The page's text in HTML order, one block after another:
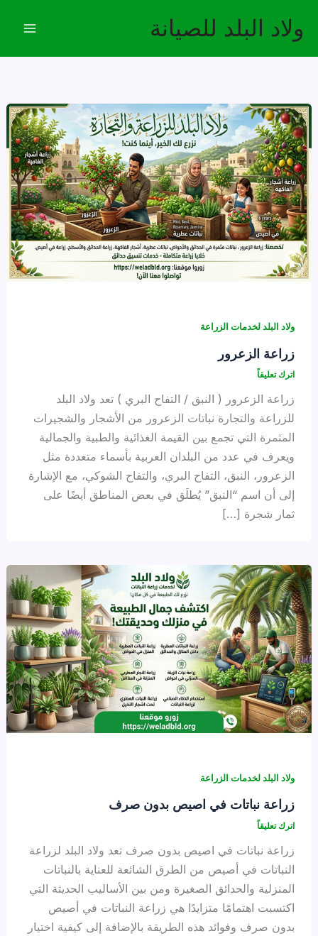
ولاد البلد للصيانة
ولاد البلد لخدمات الزراعة
زراعة الزعرور
اترك تعليقاً
زراعة الزعرور ( النبق / التفاح البري ) تعد ولاد البلد
للزراعة والتجارة نباتات الزعرور من الأشجار والشجيرات
المثمرة التي تجمع بين القيمة الغذائية والطبية والجمالية
ويعرف في عدد من البلدان العربية بأسماء متعددة مثل
الزعرور، النبق، التفاح البري، والتفاح الشوكي، مع الإشارة
إلى أن اسم “النبق” يُطلَق في بعض المناطق أيضًا على
ثمار شجرة […]
ولاد البلد لخدمات الزراعة
زراعة نباتات في اصيص بدون صرف
اترك تعليقاً
زراعة نباتات في اصيص بدون صرف تعد ولاد البلد لزراعة
النباتات في أصيص من الطرق الشائعة للعناية بالنباتات
المنزلية والحدائق الصغيرة ومن بين الأساليب الحديثة التي
اكتسبت اهتمامًا متزايدًا هي زراعة النباتات في أصيص
بدون صرف وفوائد هذه الطريقة بالإضافة إلى كيفية اختيار